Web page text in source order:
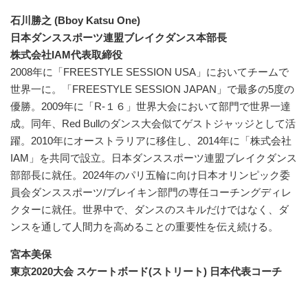
石川勝之 (Bboy Katsu One)
日本ダンススポーツ連盟ブレイクダンス本部長
株式会社IAM代表取締役
2008年に「FREESTYLE SESSION USA」においてチームで
世界一に。「FREESTYLE SESSION JAPAN」で最多の5度の
優勝。2009年に「R-１６」世界大会において部門で世界一達
成。同年、Red Bullのダンス大会似てゲストジャッジとして活
躍。2010年にオーストラリアに移住し、2014年に「株式会社
IAM」を共同で設立。日本ダンススポーツ連盟ブレイクダンス
部部長に就任。2024年のパリ五輪に向け日本オリンピック委
員会ダンススポーツ/ブレイキン部門の専任コーチングディレ
クターに就任。世界中で、ダンスのスキルだけではなく、ダ
ンスを通して人間力を高めることの重要性を伝え続ける。
宮本美保
東京2020大会 スケートボード(ストリート) 日本代表コーチ